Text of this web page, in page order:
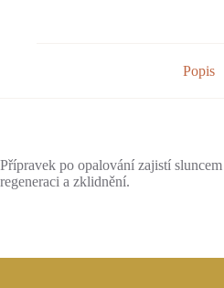
Popis
Přípravek po opalování zajistí
regeneraci a zklidnění.